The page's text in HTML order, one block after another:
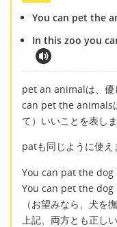
You can pet the
In this zoo you
pet an animalは、優
can pet the animals
て）いいことを表しま
patも同じように使え
You can pat the
You can pet the
（お望みなら、犬を
上記、両方とも正しい